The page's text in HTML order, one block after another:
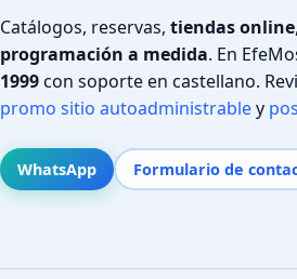
Catálogos, reservas, tiendas online
programación a medida. En
1999con soporte en castellano.
promo sitio autoadministrabley
WhatsApp Formulario de